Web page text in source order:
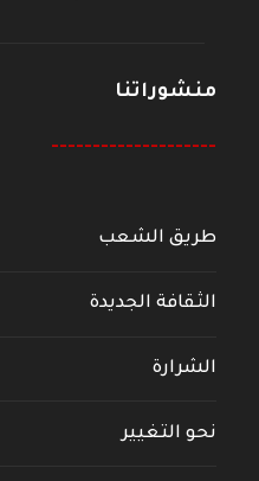
منشوراتنا
--------------------
طريق الشعب
الثقافة الجديدة
الشرارة
نحو التغيير